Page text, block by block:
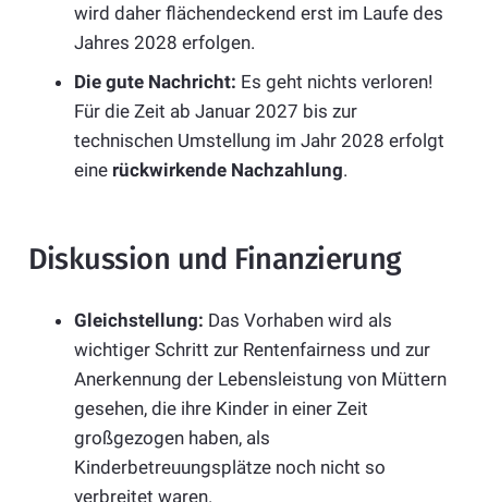
wird daher flächendeckend erst im Laufe des
Jahres 2028 erfolgen.
Die gute Nachricht: Es geht nichts verloren!
Für die Zeit ab Januar 2027 bis zur
technischen Umstellung im Jahr 2028 erfolgt
eine rückwirkende Nachzahlung.
Diskussion und Finanzierung
Gleichstellung: Das Vorhaben wird als
wichtiger Schritt zur Rentenfairness und zur
Anerkennung der Lebensleistung von Müttern
gesehen, die ihre Kinder in einer Zeit
großgezogen haben, als
Kinderbetreuungsplätze noch nicht so
verbreitet waren.